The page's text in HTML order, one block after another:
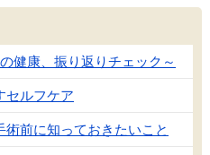
健康、振り返りチェック～
セルフケア
前に知っておきたいこと